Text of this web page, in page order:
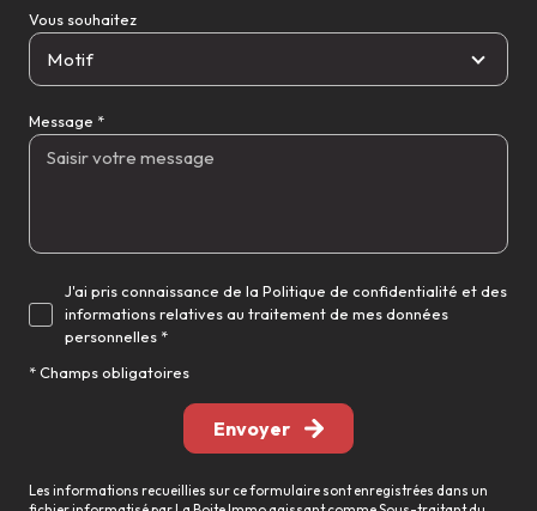
Vous souhaitez
Motif
Message *
J'ai pris connaissance de la Politique de confidentialité et des
informations relatives au traitement de mes données
personnelles *
* Champs obligatoires
Envoyer
Les informations recueillies sur ce formulaire sont enregistrées dans un